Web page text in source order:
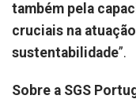
também pela
cruciais na
sustentabilidade”.
Sobre a SGS